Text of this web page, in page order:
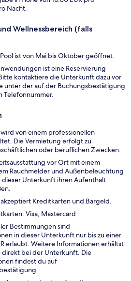
Nacht.
Wellnessbereich (falls
Pool ist von Mai bis Oktober geöffnet.
ist eine Reservierung
kontaktiere die Unterkunft dazu vor
unter der auf der Buchungsbestätigung
Telefonnummer.
von einem professionellen
Die Vermietung erfolgt zu
oder beruflichen Zwecken.
vor Ort mit einem
Rauchmelder und Außenbeleuchtung
dieser Unterkunft ihren Aufenthalt
Kreditkarten und Bargeld.
Visa, Mastercard
Bestimmungen sind
in dieser Unterkunft nur bis zu einer
erlaubt. Weitere Informationen erhältst
direkt bei der Unterkunft. Die
findest du auf